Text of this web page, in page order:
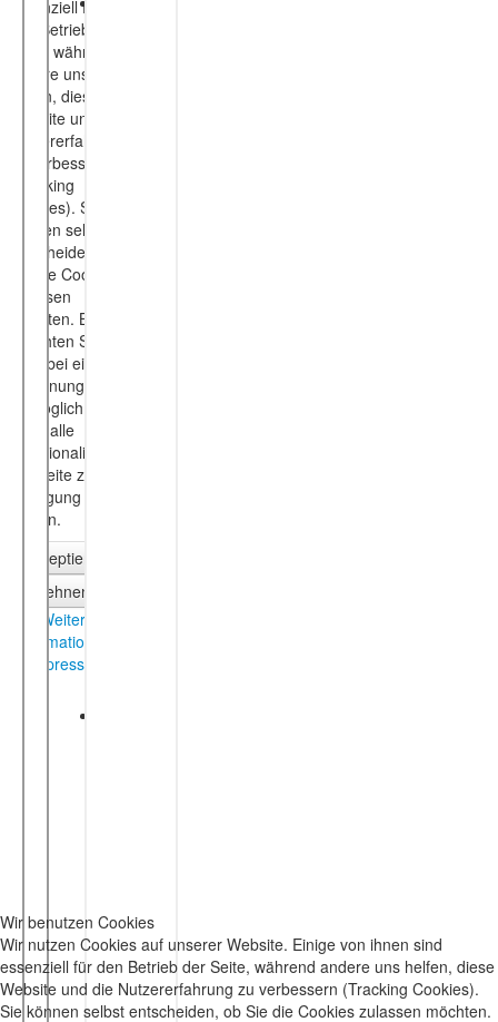
Wir benutzen Cookies
Wir nutzen Cookies auf unserer Website. Einige von ihnen sind
essenziell für den Betrieb der Seite, während andere uns helfen, diese
Website und die Nutzererfahrung zu verbessern (Tracking Cookies).
Sie können selbst entscheiden, ob Sie die Cookies zulassen möchten.